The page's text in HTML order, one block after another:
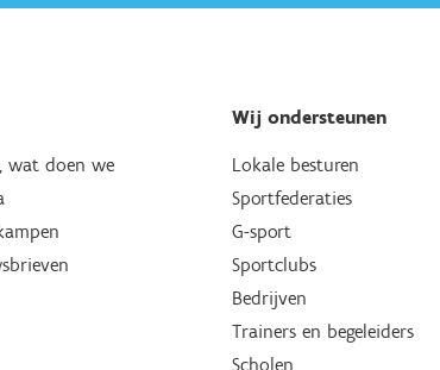
wat doen we
Wij ondersteunen
Lokale besturen
Sportfederaties
G-sport
Sportclubs
Bedrijven
Trainers en begeleiders
Scholen